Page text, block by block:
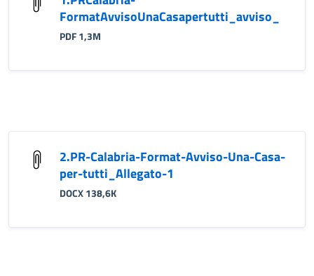
FormatAvvisoUnaCasapertutti_avviso_
PDF 1,3M
2.PR-Calabria-Format-Avviso-Una-Casa-
per-tutti_Allegato-1
DOCX 138,6K